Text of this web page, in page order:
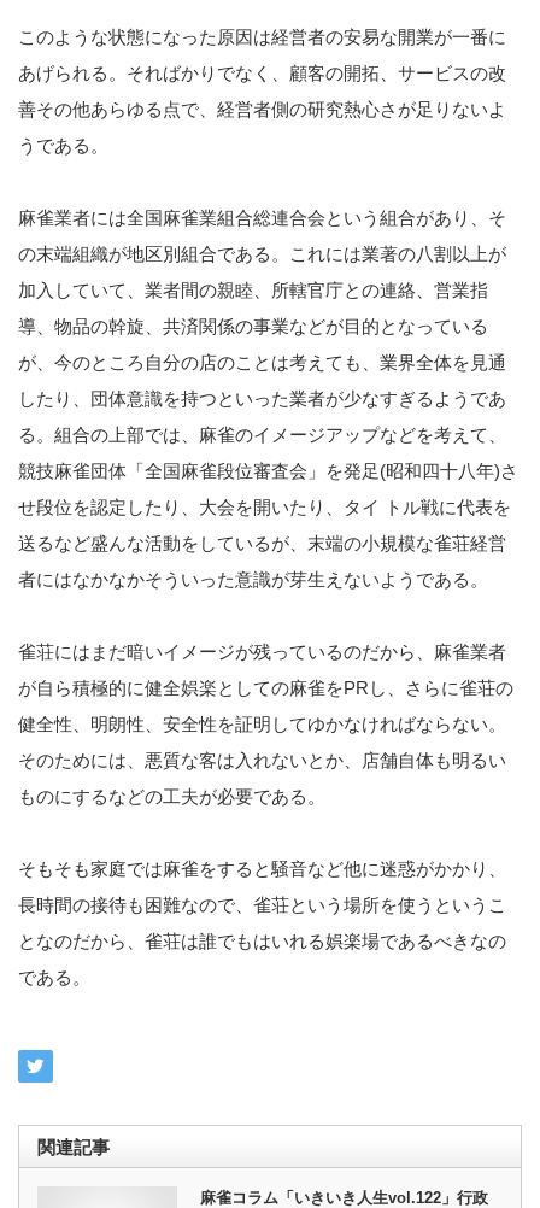
このような状態になった原因は経営者の安易な開業が一番に
あげられる。そればかりでなく、顧客の開拓、サービスの改
善その他あらゆる点で、経営者側の研究熱心さが足りないよ
うである。
麻雀業者には全国麻雀業組合総連合会という組合があり、そ
の末端組織が地区別組合である。これには業著の八割以上が
加入していて、業者間の親睦、所轄官庁との連絡、営業指
導、物品の幹旋、共済関係の事業などが目的となっている
が、今のところ自分の店のことは考えても、業界全体を見通
したり、団体意識を持つといった業者が少なすぎるようであ
る。組合の上部では、麻雀のイメージアップなどを考えて、
競技麻雀団体「全国麻雀段位審査会」を発足(昭和四十八年)さ
せ段位を認定したり、大会を開いたり、タイ トル戦に代表を
送るなど盛んな活動をしているが、末端の小規模な雀荘経営
者にはなかなかそういった意識が芽生えないようである。
雀荘にはまだ暗いイメージが残っているのだから、麻雀業者
が自ら積極的に健全娯楽としての麻雀をPRし、さらに雀荘の
健全性、明朗性、安全性を証明してゆかなければならない。
そのためには、悪質な客は入れないとか、店舗自体も明るい
ものにするなどの工夫が必要である。
そもそも家庭では麻雀をすると騒音など他に迷惑がかかり、
長時間の接待も困難なので、雀荘という場所を使うというこ
となのだから、雀荘は誰でもはいれる娯楽場であるべきなの
である。
関連記事
麻雀コラム「いきいき人生vol.122」行政